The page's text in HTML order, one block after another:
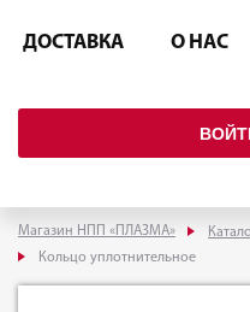
ДОСТАВКА О НАС
Магазин НПП «ПЛАЗМА»
Кольцо уплотнительное